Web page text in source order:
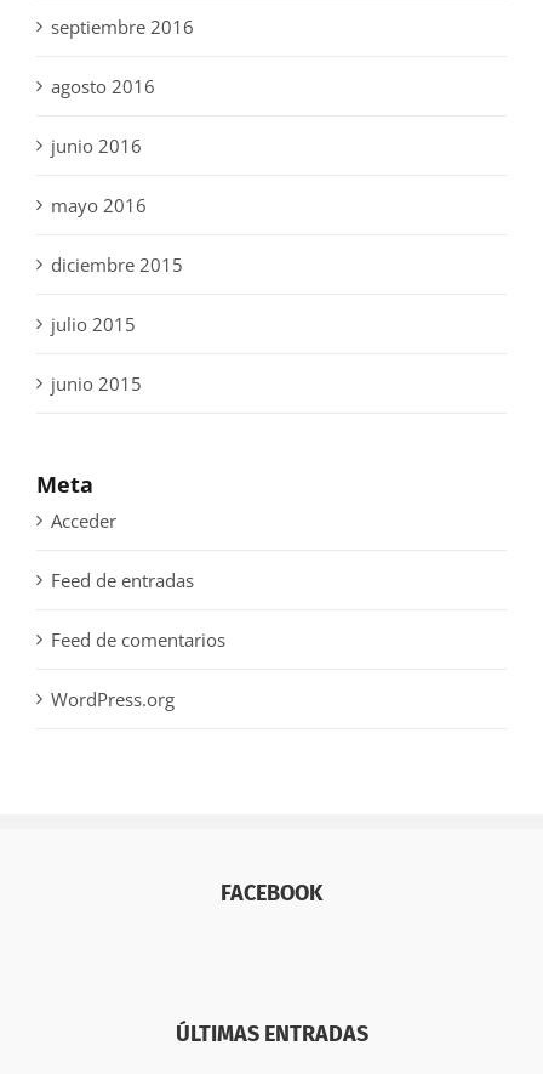
septiembre 2016
agosto 2016
junio 2016
mayo 2016
diciembre 2015
julio 2015
junio 2015
Meta
Acceder
Feed de entradas
Feed de comentarios
WordPress.org
FACEBOOK
ÚLTIMAS ENTRADAS